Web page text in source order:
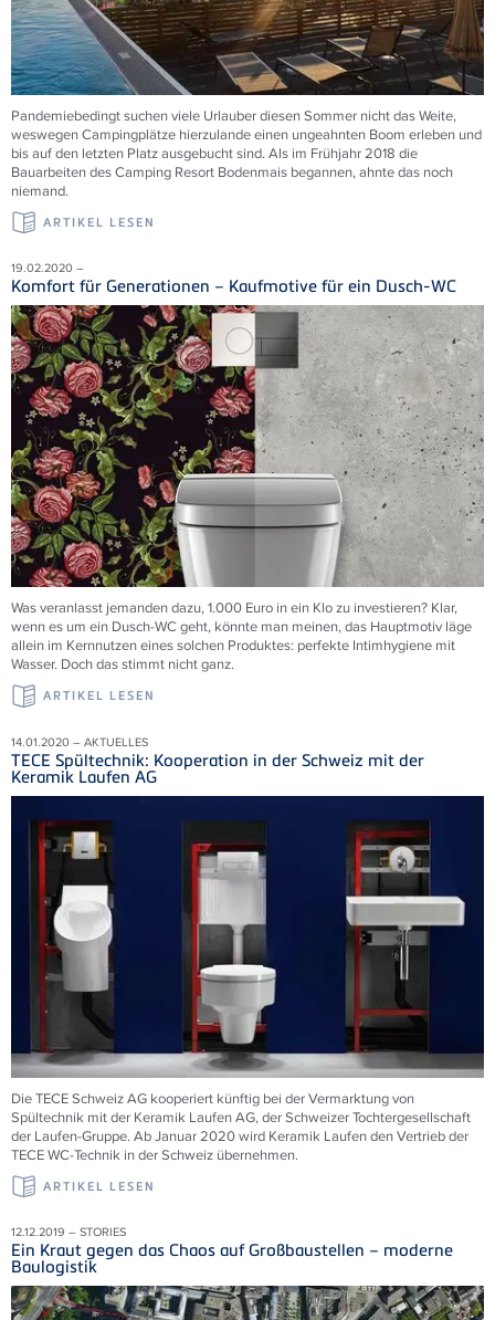
Pandemiebedingt suchen viele Urlauber diesen Sommer nicht das Weite,
weswegen Campingplätze hierzulande einen ungeahnten Boom erleben und
bis auf den letzten Platz ausgebucht sind. Als im Frühjahr 2018 die
Bauarbeiten des Camping Resort Bodenmais begannen, ahnte das noch
niemand.
ARTIKEL LESEN
19.02.2020 –
Komfort für Generationen – Kaufmotive für ein Dusch-WC
Was veranlasst jemanden dazu, 1.000 Euro in ein Klo zu investieren? Klar,
wenn es um ein Dusch-WC geht, könnte man meinen, das Hauptmotiv läge
allein im Kernnutzen eines solchen Produktes: perfekte Intimhygiene mit
Wasser. Doch das stimmt nicht ganz.
ARTIKEL LESEN
14.01.2020 – AKTUELLES
TECE Spültechnik: Kooperation in der Schweiz mit der
Keramik Laufen AG
Die TECE Schweiz AG kooperiert künftig bei der Vermarktung von
Spültechnik mit der Keramik Laufen AG, der Schweizer Tochtergesellschaft
der Laufen-Gruppe. Ab Januar 2020 wird Keramik Laufen den Vertrieb der
TECE WC-Technik in der Schweiz übernehmen.
ARTIKEL LESEN
12.12.2019 – STORIES
Ein Kraut gegen das Chaos auf Großbaustellen – moderne
Baulogistik